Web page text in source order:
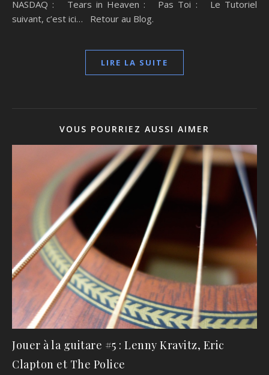
NASDAQ : Tears in Heaven : Pas Toi : Le Tutoriel
suivant, c’est ici… Retour au Blog.
LIRE LA SUITE
VOUS POURRIEZ AUSSI AIMER
Jouer à la guitare #5 : Lenny Kravitz, Eric
Clapton et The Police